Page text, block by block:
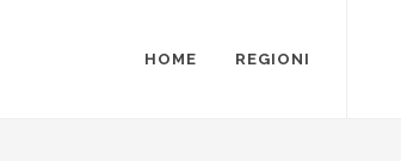
HOME REGIONI